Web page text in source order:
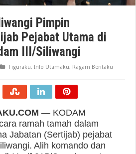
Pimpin
Pejabat Utama di
III/Siliwangi
Figuraku,Info Utamaku, Ragam Beritaku
— KODAM
ramah tamah dalam
Jabatan (Sertijab) pejabat
Alih komando dan